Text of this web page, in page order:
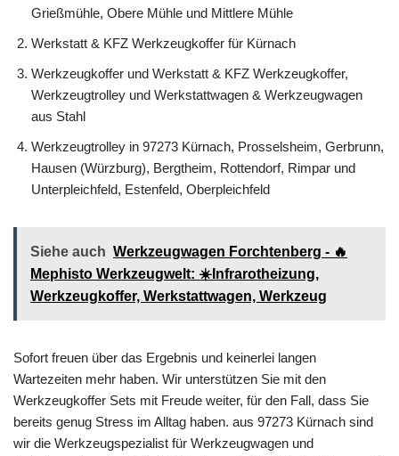
Grießmühle, Obere Mühle und Mittlere Mühle
Werkstatt & KFZ Werkzeugkoffer für Kürnach
Werkzeugkoffer und Werkstatt & KFZ Werkzeugkoffer,
Werkzeugtrolley und Werkstattwagen & Werkzeugwagen
aus Stahl
Werkzeugtrolley in 97273 Kürnach, Prosselsheim, Gerbrunn,
Hausen (Würzburg), Bergtheim, Rottendorf, Rimpar und
Unterpleichfeld, Estenfeld, Oberpleichfeld
Siehe auch Werkzeugwagen Forchtenberg - 🔥
Mephisto Werkzeugwelt: ☀️Infrarotheizung,
Werkzeugkoffer, Werkstattwagen, Werkzeug
Sofort freuen über das Ergebnis und keinerlei langen
Wartezeiten mehr haben. Wir unterstützen Sie mit den
Werkzeugkoffer Sets mit Freude weiter, für den Fall, dass Sie
bereits genug Stress im Alltag haben. aus 97273 Kürnach sind
wir die Werkzeugspezialist für Werkzeugwagen und